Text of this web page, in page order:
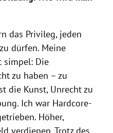
das Privileg, jeden
dürfen. Meine
simpel: Die
zu haben – zu
die Kunst, Unrecht zu
Ich war Hardcore-
Höher,
verdienen. Trotz des